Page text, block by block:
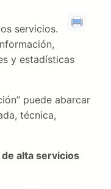
servicios.
y estadísticas
puede abarcar
técnica,
alta servicios